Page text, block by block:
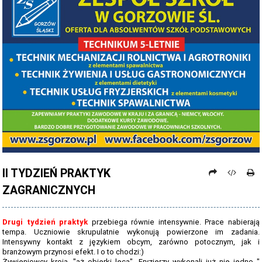
PROCEDURY NAUKI ZDALNEJ
PROCEDURY BEZPIECZEŃSTWA - COVID-19 - OD 15 WRZEŚNIA 2021
PREZENTACJA SZKOŁY 2026 - 2027
ZDJĘCIA GRUPOWE 2022 - 2023
KADRA PEDAGOGICZNA
DANE OSOBOWE
PROJEKT: "NOWE SPOJRZENIE - NOWE MOŻLIWOŚCI - SPOJRZENIE W
PRZYSZŁOŚĆ"
NABÓR NA ROK SZKOLNY 2026/2027
NASZE KIERUNKI TECHNIKUM - 2026-2027 - OPIS
REGULAMIN REKRUTACJI SZKOŁY DZIENNE 2026-2027
II TYDZIEŃ PRAKTYK
ZAGRANICZNYCH
Drugi tydzień praktykprzebiega równie intensywnie. Prace nabierają
tempa. Uczniowie skrupulatnie wykonują powierzone im zadania.
Intensywny kontakt z językiem obcym, zarówno potocznym, jak i
branżowym przynosi efekt. I o to chodzi:)